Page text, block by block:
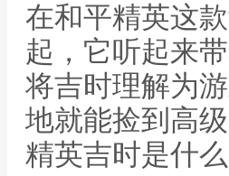
在和平精英这
起，它听起来
将吉时理解为
地就能捡到高
精英吉时是什